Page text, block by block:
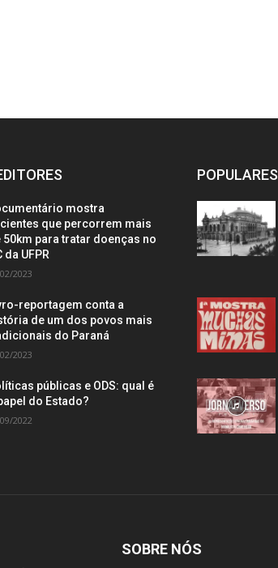
mostra
que percorrem mais
50km para tratar doenças no
da UFPR
2023
reportagem conta a
de um dos povos mais
do Paraná
2023
públicas e ODS: qual é
do Estado?
2022
POPULARES
SOBRE NÓS